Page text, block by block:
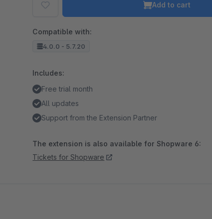
Add to cart
Compatible with:
4.0.0 - 5.7.20
Includes:
Free trial month
All updates
Support from the Extension Partner
The extension is also available for Shopware 6:
Tickets for Shopware